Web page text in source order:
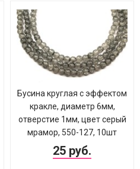
Бусина круглая с эффектом
кракле, диаметр 6мм,
отверстие 1мм, цвет серый
мрамор, 550-127, 10шт
25 руб.